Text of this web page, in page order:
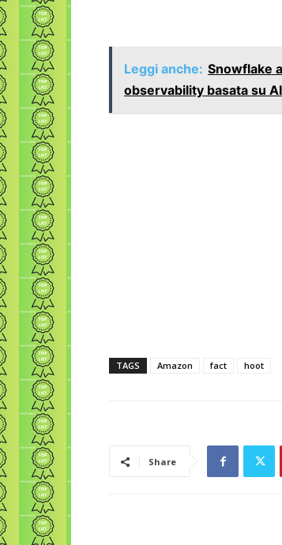
Leggi anche: Snowflake
observability basata su
TAGS Amazon fact hoot
Share